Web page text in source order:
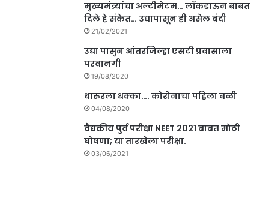
मुख्यमंत्र्यांचा अल्टीमेटम… लॉकडाऊन बाबत
दिले हे संकेत… उद्यापासून ही असेल बंदी
21/02/2021
उद्या पासुन आंतरजिल्हा एसटी प्रवासाला
परवानगी
19/08/2020
धारुरला धक्का…. कोरोनाचा पहिला बळी
04/08/2020
वैद्यकीय पुर्व परीक्षा NEET 2021 बाबत मोठी
घोषणा; या तारखेला परीक्षा.
03/06/2021